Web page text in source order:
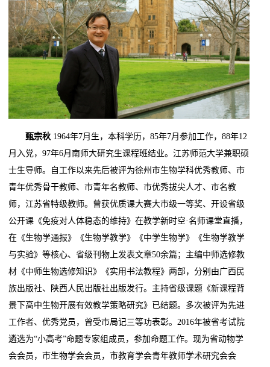
甄宗秋 1964年7月生，本科学历，85年7月参加工作，88年12
月入党，97年6月南师大研究生课程班结业。江苏师范大学兼职硕
士生导师。自工作以来先后被评为徐州市生物学科优秀教师、市
青年优秀骨干教师、市青年名教师、市优秀拔尖人才、市名教
师，江苏省特级教师。曾获优质课大赛大市级一等奖、开设省级
公开课《免疫对人体稳态的维持》在教学新时空·名师课堂直播，
在《生物学通报》《生物学教学》《中学生物学》《生物学教学
与实验》等核心、省级刊物上发表文章50余篇；主编中师选修教
材《中师生物选修知识》《实用书法教程》两部，分别由广西民
族出版社、陕西人民出版社出版发行。主持省级课题《新课程背
景下高中生物开展有效教学策略研究》已结题。多次被评为先进
工作者、优秀党员，曾受市局记三等功表彰。2016年被省考试院
遴选为“小高考”命题专家组成员，参加命题工作。现为省动物学
会会员，市生物学会会员，市教育学会青年教师学术研究会会